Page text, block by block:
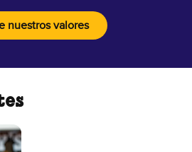
nuestros valores